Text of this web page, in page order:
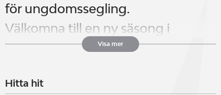
för ungdomssegling.
Välkomna till en ny säsong i
Karlshamns segelsällskap.
I år fortsätter vi vår satsning mot
Visa mer
Hitta hit